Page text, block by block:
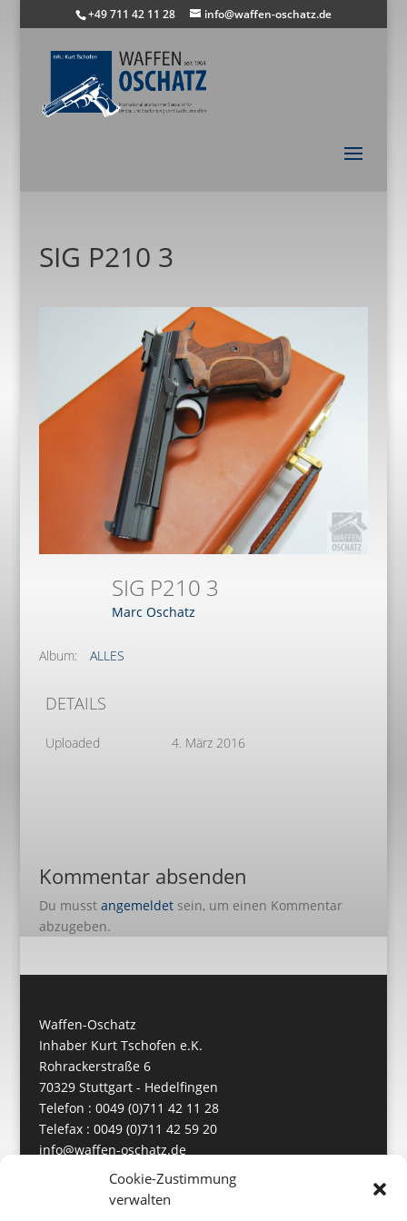
Cookie-Zustimmung
verwalten
+49 711 42 11 28 info@waffen-oschatz.de
SIG P210 3
SIG P210 3
Marc Oschatz
Album: ALLES
DETAILS
Uploaded 4. März 2016
Kommentar absenden
Du musst angemeldetsein, um einen Kommentar
abzugeben.
Waffen-Oschatz
Inhaber Kurt Tschofen e.K.
Rohrackerstraße 6
70329 Stuttgart - Hedelfingen
Telefon : 0049 (0)711 42 11 28
Telefax : 0049 (0)711 42 59 20
info@waffen-oschatz.de
https://www.waffen-oschatz.de